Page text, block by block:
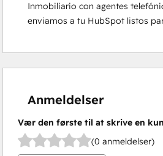
Inmobiliario con agentes
enviamos a tu HubSpot listos
Anmeldelser
Vær den første til at skrive en
(0 anmeldelser)